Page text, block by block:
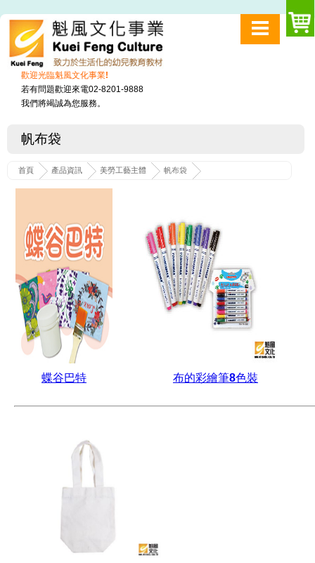
歡迎光臨魁風文化事業!
若有問題歡迎來電02-8201-9888
我們將竭誠為您服務。
帆布袋
首頁 產品資訊 美勞工藝主體 帆布袋
蝶谷巴特 布的彩繪筆8色裝